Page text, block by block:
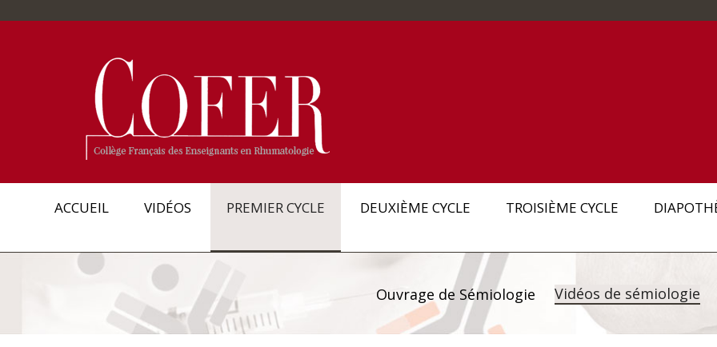
ACCUEIL VIDÉOS PREMIER CYCLE DEUXIÈME CYCLE TROISIÈME CYCLE
Ouvrage de Sémiologie Vidéos de sémiologie